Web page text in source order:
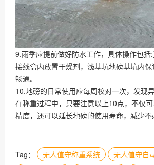
9.雨季应提前做好防水工作，具体操作包括
接线盒内放置干燥剂，浅基坑地磅基坑内
畅通。
10.地磅的日常使用应每周校对一次，发现
在称重过程中，只要注意以上10点，不仅
精度，还可以延长地磅的使用寿命，减少不
Tag： 无人值守称重系统
无人值守自